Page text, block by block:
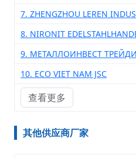
7. ZHENGZHOU LEREN
8. NIRONIT
9. МЕТАЛЛОИНВЕСТ
10. ECO VIET NAM JSC
查看更多
其他供应商厂家